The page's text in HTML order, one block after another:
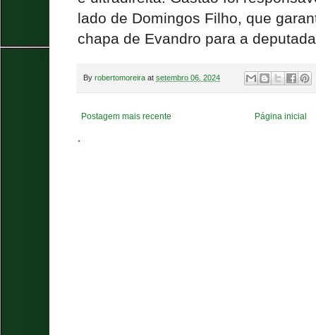
lado de Domingos Filho, que
chapa de Evandro para a
By robertomoreira at setembro 06, 2024
Postagem mais recente Página inicial
.